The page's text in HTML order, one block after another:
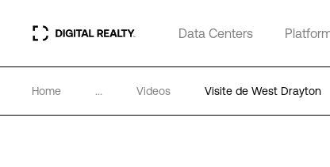
Data Centers
Home ... Videos Visite de West Drayton